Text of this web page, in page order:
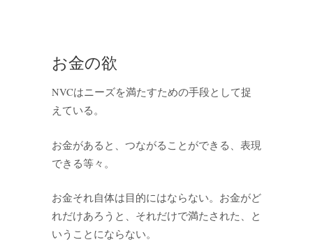
お金の欲
NVCはニーズを満たすための手段として捉
えている。
お金があると、つながることができる、表現
できる等々。
お金それ自体は目的にはならない。お金がど
れだけあろうと、それだけで満たされた、と
いうことにならない。